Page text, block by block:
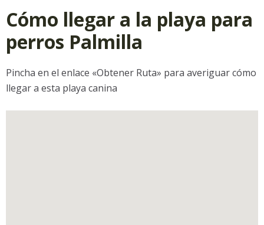
Cómo llegar a la playa para
perros Palmilla
Pincha en el enlace «Obtener Ruta» para averiguar cómo
llegar a esta playa canina